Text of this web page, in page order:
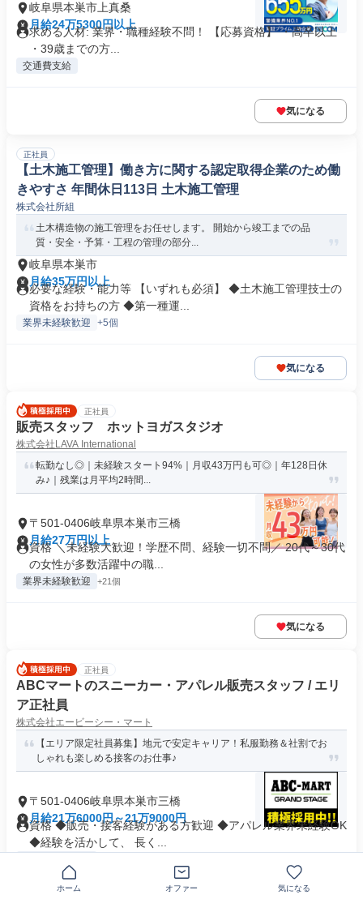
岐阜県本巣市上真桑
月給24万5300円以上
求める人材: 業界・職種経験不問！ 【応募資格】 ・高卒以上
・39歳までの方...
交通費支給
気になる
正社員
【土木施工管理】働き方に関する認定取得企業のため働
きやすさ 年間休日113日 土木施工管理
株式会社所組
土木構造物の施工管理をお任せします。 開始から竣工までの品
質・安全・予算・工程の管理の部分...
岐阜県本巣市
月給35万円以上
必要な経験・能力等 【いずれも必須】 ◆土木施工管理技士の
資格をお持ちの方 ◆第一種運...
業界未経験歓迎 +5個
気になる
正社員
販売スタッフ ホットヨガスタジオ
株式会社LAVA International
転勤なし◎｜未経験スタート94%｜月収43万円も可◎｜年128日休
み♪｜残業は月平均2時間...
〒501-0406岐阜県本巣市三橋
月給27万円以上
資格 ＼未経験大歓迎！学歴不問、経験一切不問／ 20代～30代
の女性が多数活躍中の職...
業界未経験歓迎 +21個
気になる
正社員
ABCマートのスニーカー・アパレル販売スタッフ / エリ
ア正社員
株式会社エービーシー・マート
【エリア限定社員募集】地元で安定キャリア！私服勤務＆社割でお
しゃれも楽しめる接客のお仕事♪
〒501-0406岐阜県本巣市三橋
月給21万6000円～21万9000円
資格 ◆販売・接客経験がある方歓迎 ◆アパレル業界未経験OK
◆経験を活かして、 長く...
ホーム オファー 気になる